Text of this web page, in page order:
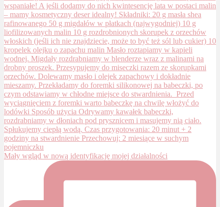
Mały wgląd w nową identyfikację mojej działalności